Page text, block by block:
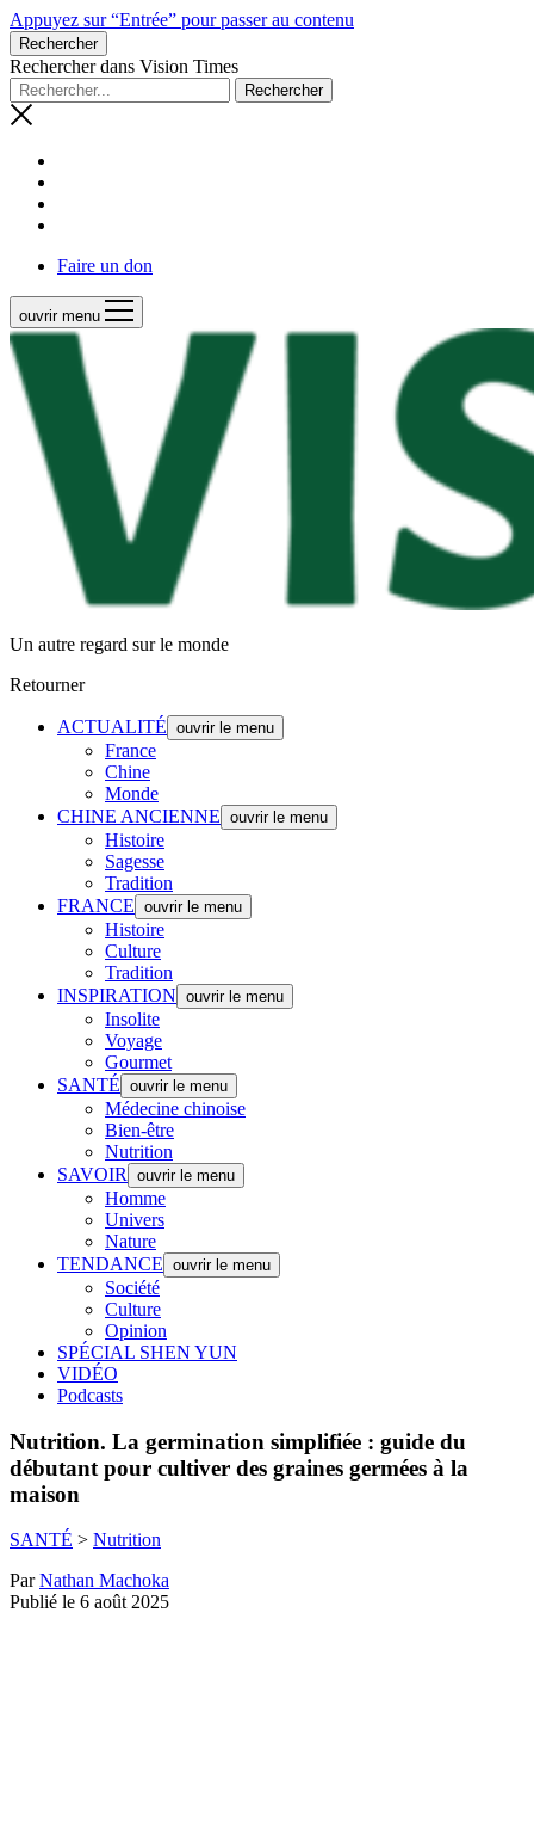
Appuyez sur “Entrée” pour passer au contenu
Rechercher
Rechercher dans Vision Times
Faire un don
ouvrir menu
Un autre regard sur le monde
Retourner
ACTUALITÉ ouvrir le menu
France
Chine
Monde
CHINE ANCIENNE ouvrir le menu
Histoire
Sagesse
Tradition
FRANCE ouvrir le menu
Histoire
Culture
Tradition
INSPIRATION ouvrir le menu
Insolite
Voyage
Gourmet
SANTÉ ouvrir le menu
Médecine chinoise
Bien-être
Nutrition
SAVOIR
ouvrir le menu
Homme
Univers
Nature
TENDANCE ouvrir le menu
Société
Culture
Opinion
SPÉCIAL SHEN YUN
VIDÉO
Podcasts
Nutrition. La germination simplifiée : guide du
débutant pour cultiver des graines germées à la
maison
SANTÉ > Nutrition
ParNathan Machoka
Publié le 6 août 2025